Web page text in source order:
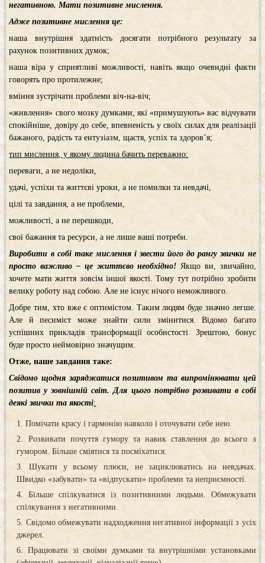
негативною. Мати позитивне мислення.
Адже позитивне мислення це:
наша внутрішня здатність досягати потрібного результату за
рахунок позитивних думок;
наша віра у сприятливі можливості, навіть якщо очевидні факти
говорять про протилежне;
вміння зустрічати проблеми віч-на-віч;
«живлення» свого мозку думками, які «примушують» вас відчувати
спокійніше, довіру до себе, впевненість у своїх силах для реалізації
бажаного, радість та ентузіазм, щастя, успіх та здоров’я;
тип мислення, у якому людина бачить переважно:
переваги, а не недоліки,
удачі, успіхи та життєві уроки, а не помилки та невдачі,
цілі та завдання, а не проблеми,
можливості, а не перешкоди,
свої бажання та ресурси, а не лише ваші потреби.
Виробити в собі таке мислення і звести його до рангу звички не
просто важливо – це життєво необхідно! Якщо ви, звичайно,
хочете мати життя зовсім іншої якості. Тому тут потрібно зробити
велику роботу над собою. Але не існує нічого неможливого.
Добре тим, хто вже є оптимістом. Таким людям буде значно легше.
Але й песиміст може знайти сили змінитися. Відомо багато
успішних прикладів трансформації особистості. Зрештою, бонус
буде просто неймовірно значущим.
Отже, наше завдання таке:
Свідомо щодня заряджатися позитивом та випромінювати цей
позитив у зовнішній світ. Для цього потрібно розвивати в собі
деякі звички та якості:
Помічати красу і гармонію навколо і оточувати себе нею.
Розвивати почуття гумору та навик ставлення до всього з
гумором. Більше сміятися та посміхатися.
Шукати у всьому плюси, не зациклюватись на невдачах.
Швидко «забувати» та «відпускати» проблеми та неприємності.
Більше спілкуватися із позитивними людьми. Обмежувати
спілкування з негативними.
Свідомо обмежувати надходження негативної інформації з усіх
джерел.
Працювати зі своїми думками та внутрішніми установками